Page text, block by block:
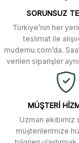
SORUNSUZ
Türkiye’nin her
teslimat ile
mudemu.com’da.
verilen siparişler
MÜŞTERİ
Uzman ekibimiz
müşterilerimize